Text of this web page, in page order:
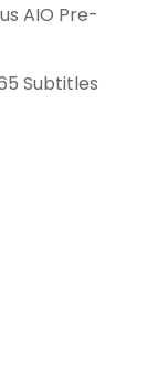
AIO Pre-
Subtitles